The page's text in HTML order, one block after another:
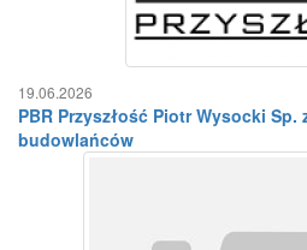
19.06.2026
PBR Przyszłość Piotr Wysocki Sp.
budowlańców